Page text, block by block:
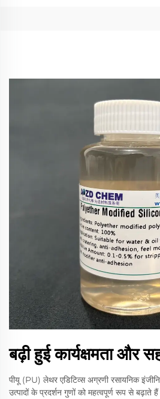
बढ़ी हुई कार्यक्षमता और
पीयू (PU) लेथर एडिटिव्स अग्रणी रसायनिक
उत्पादों के प्रदर्शन गुणों को महत्वपूर्ण रूप से